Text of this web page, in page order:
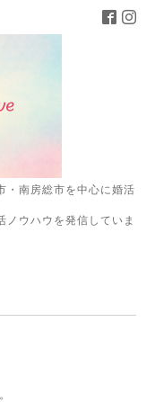
南房総市を中心に婚活
ウハウを発信していま